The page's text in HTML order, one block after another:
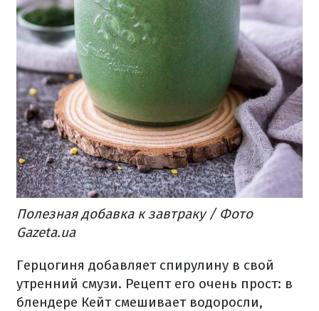
Полезная добавка к завтраку / Фото
Gazeta.ua
Герцогиня добавляет спирулину в свой
утренний смузи. Рецепт его очень прост: в
блендере Кейт смешивает водоросли,